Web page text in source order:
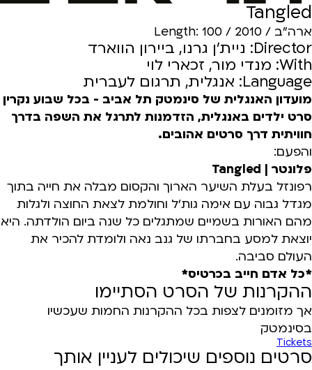
Tangled
ארה"ב / 2010 / Length: 100
Director: ניית'ן גרנו, ביירון הווארד
With: מנדי מור, זכארי לוי
Language: אנגלית, תרגום לעברית
מועדון האנגלית של סינמטק תל אביב - בכל שבוע נקרין
סרט ילדים באנגלית, הזדמנות לתרגל את השפה בדרך
חוויתית דרך סרטים אהובים.
והפעם:
פלונטר | Tangled
רפונזל בעלת השיער הארוך והקסום מבלה את חייה בתוך
מגדל גבוה עם אימה גות'ל וחולמת לצאת החוצה ולגלות
מהם האורות בשמיים שמתגלים כל שנה ביום הולדתה. היא
יוצאת למסע בחברתו של גנב נאה ולומדת להכיר את
העולם סביבה.
*כל אדם חייב בכרטיס*
ההקרנות של הסרט הסתיימו
אך מזומנים לצפות בכל ההקרנות החמות שעכשיו
בסינמטק
Tickets
סרטים נוספים שיכולים לעניין אותך